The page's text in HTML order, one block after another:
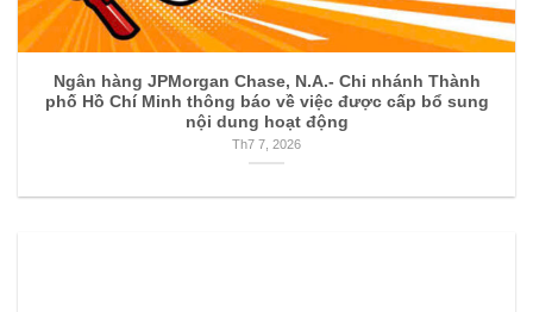
Ngân hàng JPMorgan Chase, N.A.- Chi nhánh Thành
phố Hồ Chí Minh thông báo về việc được cấp bổ sung
nội dung hoạt động
Th7 7, 2026